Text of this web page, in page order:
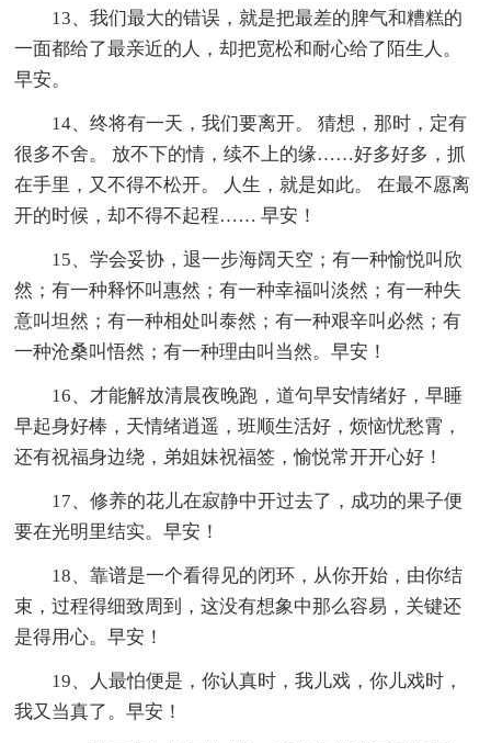
13、我们最大的错误，就是把最差的脾气和糟糕的
一面都给了最亲近的人，却把宽松和耐心给了陌生人。
早安。
14、终将有一天，我们要离开。 猜想，那时，定有
很多不舍。 放不下的情，续不上的缘……好多好多，抓
在手里，又不得不松开。 人生，就是如此。 在最不愿离
开的时候，却不得不起程…… 早安！
15、学会妥协，退一步海阔天空；有一种愉悦叫欣
然；有一种释怀叫惠然；有一种幸福叫淡然；有一种失
意叫坦然；有一种相处叫泰然；有一种艰辛叫必然；有
一种沧桑叫悟然；有一种理由叫当然。早安！
16、才能解放清晨夜晚跑，道句早安情绪好，早睡
早起身好棒，天情绪逍遥，班顺生活好，烦恼忧愁霄，
还有祝福身边绕，弟姐妹祝福签，愉悦常开开心好！
17、修养的花儿在寂静中开过去了，成功的果子便
要在光明里结实。早安！
18、靠谱是一个看得见的闭环，从你开始，由你结
束，过程得细致周到，这没有想象中那么容易，关键还
是得用心。早安！
19、人最怕便是，你认真时，我儿戏，你儿戏时，
我又当真了。早安！